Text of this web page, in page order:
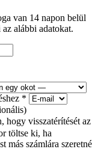
van 14 napon belül
alábbi adatokat.
*
hogy visszatérítését az
töltse ki, ha
más számlára szeretné